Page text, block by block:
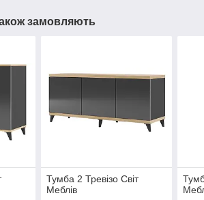
замовляють
Тумба 2 Тревiзо Світ
Меблів